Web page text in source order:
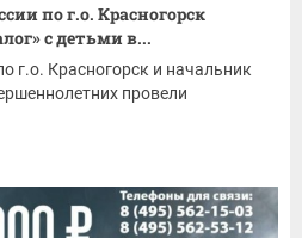
по г.о. Красногорск
с детьми в...
г.о. Красногорск и начальник
провели